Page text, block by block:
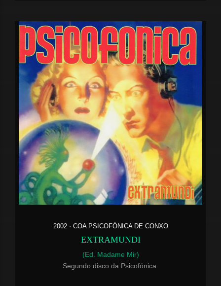
2002 · COA PSICOFÓNICA DE CONXO
EXTRAMUNDI
(Ed. Madame Mir)
Segundo disco da Psicofónica.